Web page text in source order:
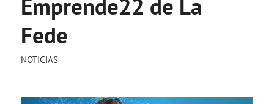
Emprende22 de La
Fede
NOTICIAS